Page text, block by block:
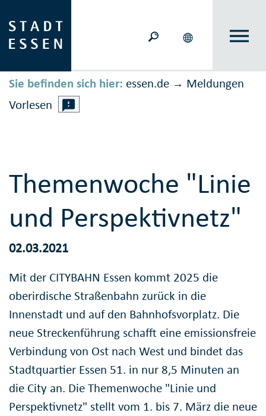
Sie befinden sich hier: essen.de → Meldungen
Vorlesen
Themenwoche "Linie
und Perspektivnetz"
02.03.2021
Mit der CITYBAHN Essen kommt 2025 die
oberirdische Straßenbahn zurück in die
Innenstadt und auf den Bahnhofsvorplatz. Die
neue Streckenführung schafft eine emissionsfreie
Verbindung von Ost nach West und bindet das
Stadtquartier Essen 51. in nur 8,5 Minuten an
die City an. Die Themenwoche "Linie und
Perspektivnetz" stellt vom 1. bis 7. März die neue